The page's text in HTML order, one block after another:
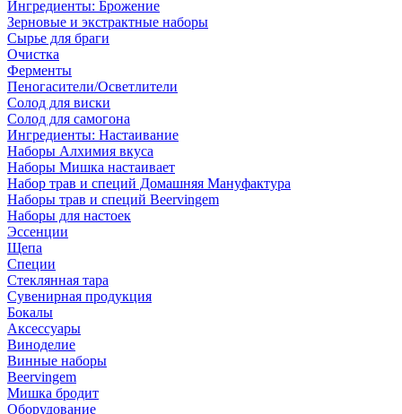
Ингредиенты: Брожение
Зерновые и экстрактные наборы
Сырье для браги
Очистка
Ферменты
Пеногасители/Осветлители
Солод для виски
Солод для самогона
Ингредиенты: Настаивание
Наборы Алхимия вкуса
Наборы Мишка настаивает
Набор трав и специй Домашняя Мануфактура
Наборы трав и специй Beervingem
Наборы для настоек
Эссенции
Щепа
Специи
Стеклянная тара
Сувенирная продукция
Бокалы
Аксессуары
Виноделие
Винные наборы
Beervingem
Мишка бродит
Оборудование